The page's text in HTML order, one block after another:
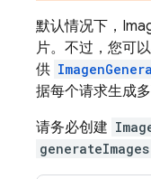
默认情况下，
片。不过，您可
供
据每个请求生成多
请务必创建
generateImages